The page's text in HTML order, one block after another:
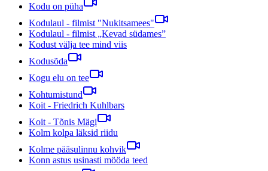
Kodu on püha
Kodulaul - filmist "Nukitsamees"
Kodulaul - filmist „Kevad südames”
Kodust välja tee mind viis
Kodusõda
Kogu elu on tee
Kohtumistund
Koit - Friedrich Kuhlbars
Koit - Tõnis Mägi
Kolm kolpa läksid riidu
Kolme pääsulinnu kohvik
Konn astus usinasti mööda teed